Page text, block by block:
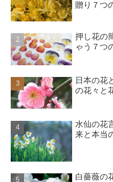
贈り７つ
押し花の
ゃう７つ
日本の花
の花々と
水仙の花
来と本当
白薔薇の